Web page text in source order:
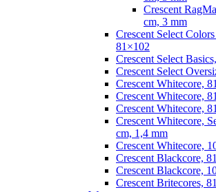
Crescent
cm, 3 mm
Crescent Select
81×102
Crescent Select
Crescent Select
Crescent Whitecore,
Crescent Whitecore,
Crescent Whitecore,
Crescent Whitecore,
cm, 1,4 mm
Crescent Whitecore,
Crescent Blackcore,
Crescent Blackcore,
Crescent Britecores,